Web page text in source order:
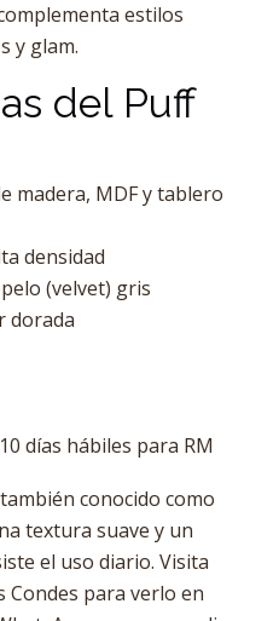
estilos
y glam.
del Puff
madera, MDF y tablero
densidad
(velvet) gris
dorada
días hábiles para RM
conocido como
textura suave y un
el uso diario. Visita
para verlo en